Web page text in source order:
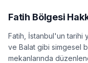
Fatih Bölgesi
Fatih, İstanbul'un tarihi
ve Balat gibi simgesel
mekanlarında